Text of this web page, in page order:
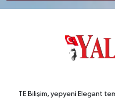
TE Bilişim, yepyeni Elegant